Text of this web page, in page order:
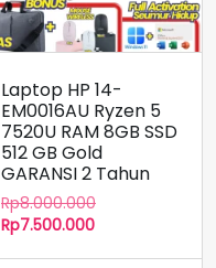
Laptop HP 14-
EM0016AU Ryzen 5
7520U RAM 8GB SSD
512 GB Gold
GARANSI 2 Tahun
Rp8.000.000Harga
Rp7.500.000Harga